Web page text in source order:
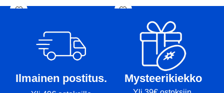
Kunto: B
Paino: 171g
Tussi: Rimmi
Ilmainen postitus. Mysteerikiekko